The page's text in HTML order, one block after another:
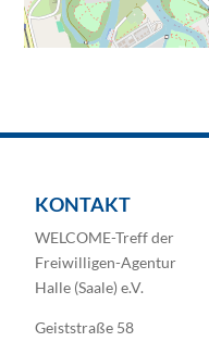
KONTAKT
WELCOME-Treff der
Freiwilligen-Agentur
Halle (Saale) e.V.
Geiststraße 58